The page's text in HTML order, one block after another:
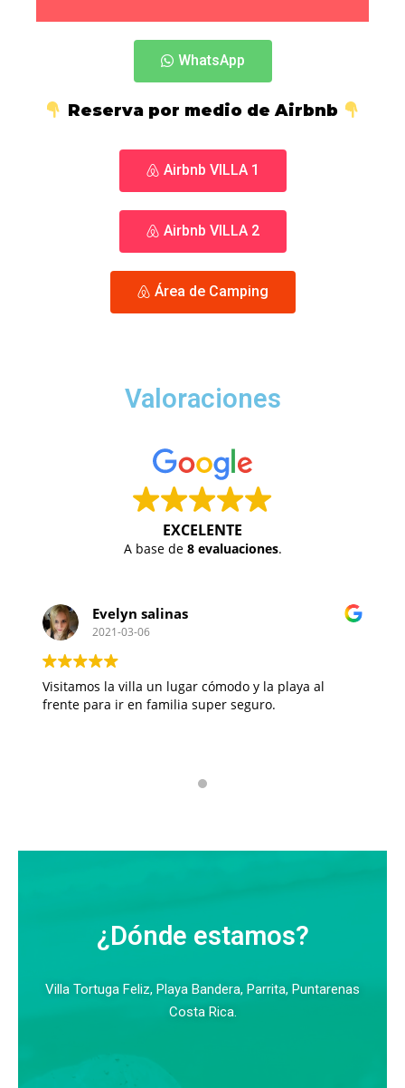
WhatsApp
Reserva por medio de Airbnb
Airbnb VILLA 1
Airbnb VILLA 2
Área de Camping
Valoraciones
EXCELENTE
A base de 8 evaluaciones.
Orlando Palma Serrano
2021-02-17
Lugar tranquilo y lejos de la multitud
¿Dónde estamos?
Villa Tortuga Feliz, Playa Bandera, Parrita, Puntarenas
Costa Rica.